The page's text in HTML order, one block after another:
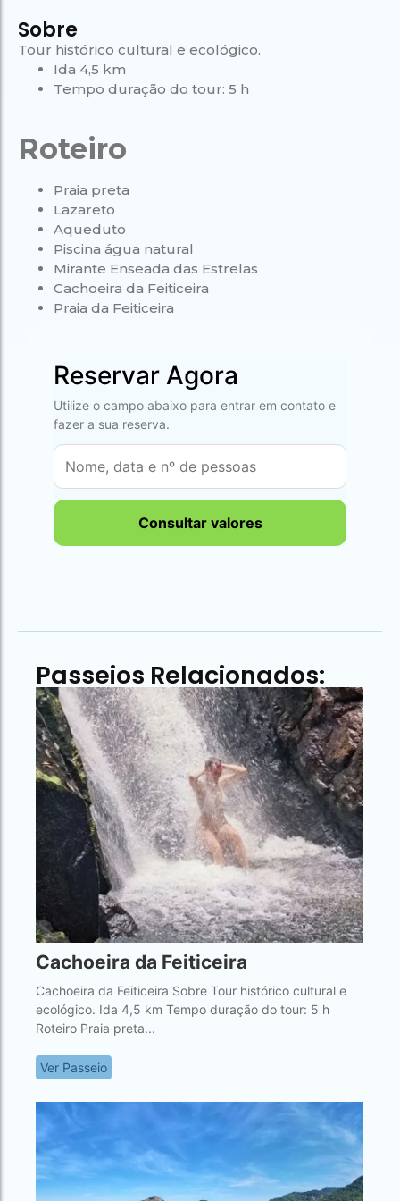
Gruta
Acaiá
Escuna
Despedida
de Solteira
Tour na
Ilha
Passeio
Bate e
Volta
Rio x
Ilha
Grande
Gruta
do
Acaiá
Lagoa
Despedida
de Solteira
Ilha
Grande
Passeio
Bate e
Volta
Ilha
Grande
Sobre
Tour histórico cultural e ecológico.
Ida 4,5 km
Tempo duração do tour: 5 h
Roteiro
Praia preta
Lazareto
Aqueduto
Piscina água natural
Mirante Enseada das Estrelas
Cachoeira da Feiticeira
Praia da Feiticeira
Reservar Agora
Utilize o campo abaixo para entrar em contato e
fazer a sua reserva.
Consultar valores
Passeios Relacionados:
Cachoeira da Feiticeira
Cachoeira da Feiticeira Sobre Tour histórico cultural e
ecológico. Ida 4,5 km Tempo duração do tour: 5 h
Roteiro Praia preta...
Ver Passeio